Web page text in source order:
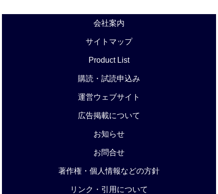
会社案内
サイトマップ
Product List
購読・試読申込み
運営ウェブサイト
広告掲載について
お知らせ
お問合せ
著作権・個人情報などの方針
リンク・引用について